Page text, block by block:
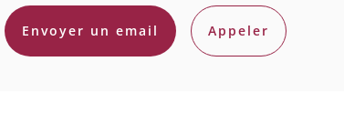
Envoyer un email Appeler